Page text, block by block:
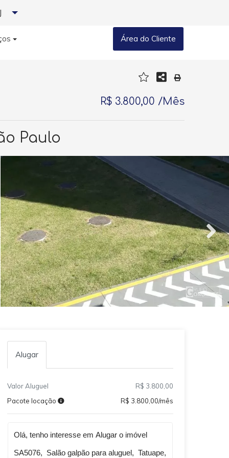
Área do Cliente
R$ 3.800,00 /Mês
Paulo
Alugar
Valor Aluguel
R$ 3.800,00
Pacote locação
R$ 3.800,00/mês